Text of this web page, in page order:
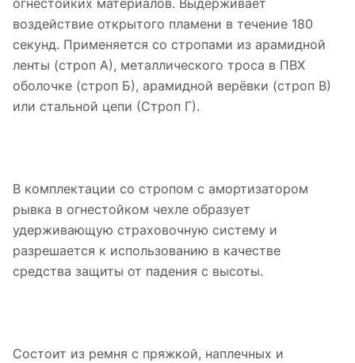
огнестойких материалов. Выдерживает
воздействие открытого пламени в течение 180
секунд. Применяется со стропами из арамидной
ленты (строп А), металлического троса в ПВХ
оболочке (строп Б), арамидной верёвки (строп В)
или стальной цепи (Строп Г).
В комплектации со стропом с амортизатором
рывка в огнестойком чехле образует
удерживающую страховочную систему и
разрешается к использованию в качестве
средства защиты от падения с высоты.
Состоит из ремня с пряжкой, наплечных и